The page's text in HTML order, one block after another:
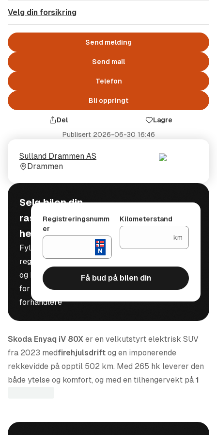
Velg din forsikring
Send melding
Send mail
Telefon
Bli oppringt
Del
Lagre
Publisert 2026-06-30 16:46
Selger
Sulland Drammen AS
Selgerens
plass
Drammen
Selg bilen din
raskt, trygt og
helt gratis
Fyll inn
registreringsnummer
og kilometerstand
for å motta bud fra
forhandlere
Registreringsnumm
er
Kilometerstand
km
Få bud på bilen din
Skoda Enyaq iV 80X er en velkutstyrt elektrisk SUV
fra 2023 medfirehjulsdrift og en imponerende
rekkevidde på opptil 502 km. Med 265 hk leverer den
både ytelse og komfort, og med en tilhengervekt på 1
Interiøret er utført i
og bilen er utstyrt med